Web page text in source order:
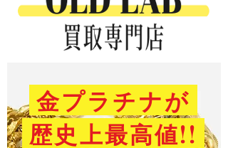
金プラチナが
歴史上最高値!!